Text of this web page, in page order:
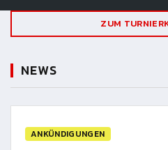
ZUM
NEWS
ANKÜNDIGUNGEN